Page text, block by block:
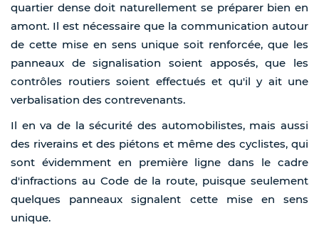
quartier dense doit naturellement se préparer bien en
amont. Il est nécessaire que la communication autour
de cette mise en sens unique soit renforcée, que les
panneaux de signalisation soient apposés, que les
contrôles routiers soient effectués et qu'il y ait une
verbalisation des contrevenants.
Il en va de la sécurité des automobilistes, mais aussi
des riverains et des piétons et même des cyclistes, qui
sont évidemment en première ligne dans le cadre
d'infractions au Code de la route, puisque seulement
quelques panneaux signalent cette mise en sens
unique.